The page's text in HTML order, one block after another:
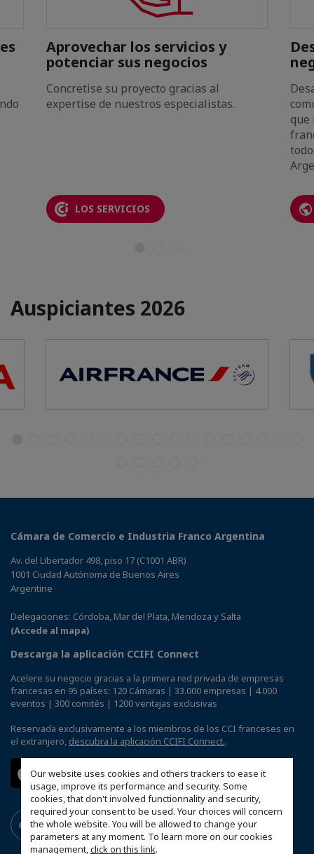
Our website uses cookies and others trackers to ease it
usage, improve its performance and security. Some
cookies, that don't involved functionnality and security,
required your consent to be used. Your choices will concern
the whole website. You will be allowed to change your
parameters at any moment. To learn more on our cookies
management,click on this link.
Aprovechar los servicios y
potenciar sus negocios
Concretise su proyecto gracias al
expertise de nuestros especialistas.
LOS SERVICIOS
que
Auspiciantes 2026
Cámara de Comercio e Industria Franco Argentina
Av. del Libertador 498, piso 17 (C1001 ABR)
1001 Ciudad Autónoma de Buenos Aires
Argentine
Delegaciones: Córdoba, Mar del Plata, Mendoza y Salta
(Accede al mapa)
Descarga la aplicación CCIFI Connect
Acelere su negocio gracias a la primera red privada de empresas
francesas en 95 países: 120 Cámaras | 33.000 empresas | 4.000
eventos | 300 comités | 1200 ventajas exclusivas
Reservada exclusivamente a los miembros de los CCI franceses en
el extranjero, descubra la aplicación CCIFI Connect..